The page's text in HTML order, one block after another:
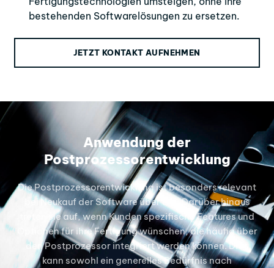
bestehenden Softwarelösungen zu ersetzen.
JETZT KONTAKT AUFNEHMEN
Anwendung der
Postprozessorentwicklung
Die Postprozessorentwicklung ist besonders relevant
bei Neukauf der Software über uns. Darüber hinaus
treten sie auf, wenn Kunden spezifische Features und
Optionen für ihre Fertigung wünschen, die häufig über
den Postprozessor integriert werden können. Dies
kann sowohl ein generelles Bedürfnis nach